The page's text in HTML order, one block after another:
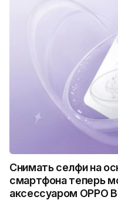
Снимать селфи на
смартфона теперь
аксессуаром OPPO